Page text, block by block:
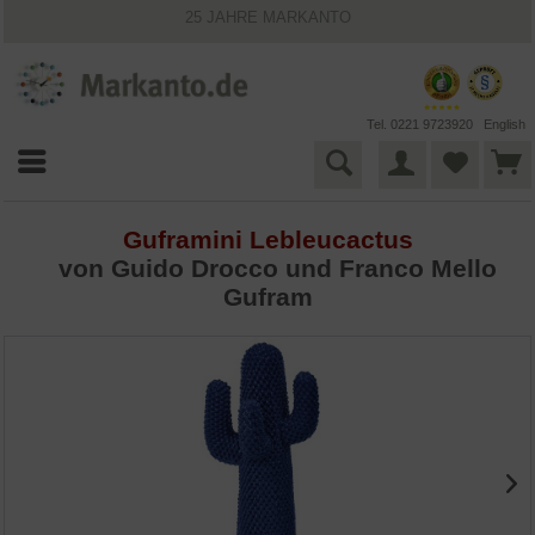
25 JAHRE MARKANTO
VIELFÄLTIGE ZAHLUNGSMÖGLICHKEITEN
BESTPRICE-GARANTIE
Tel. 0221 9723920 English
Guframini Lebleucactus
von Guido Drocco und Franco Mello
Gufram